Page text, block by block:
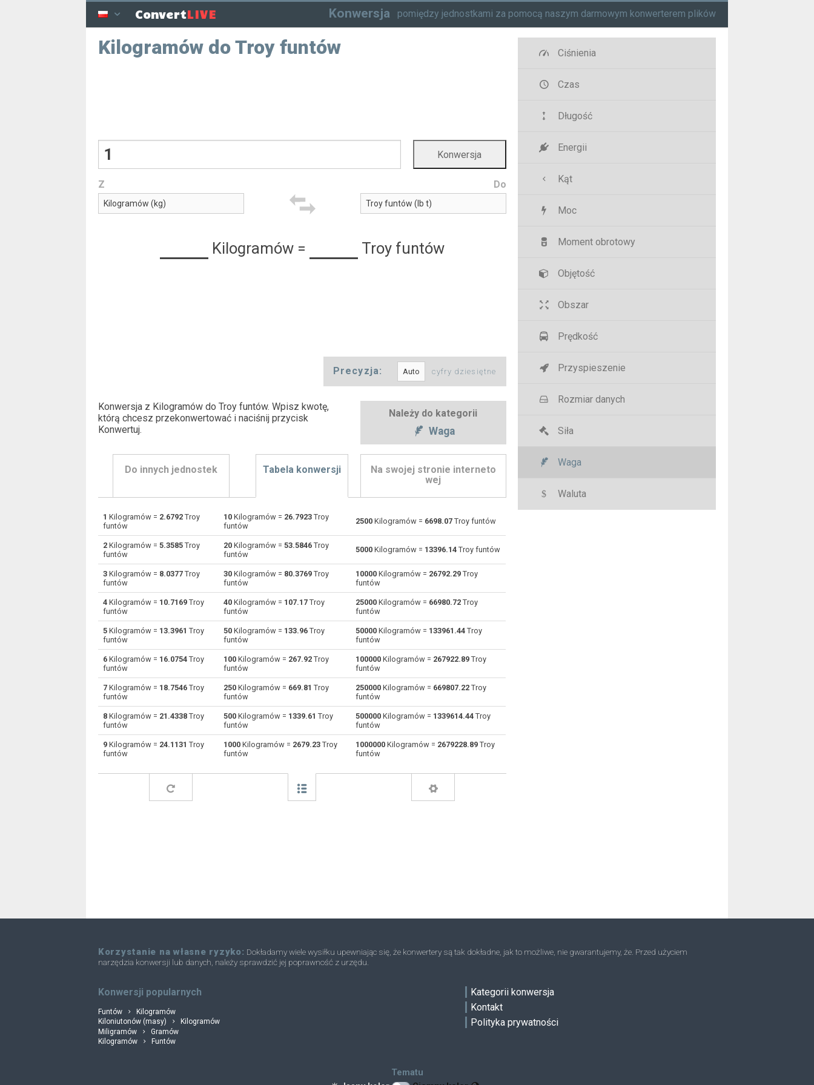
ConvertLIVE Konwersja pomiędzy jednostkami za pomocą naszym darmowym konwerterem plików
Kilogramów do Troy funtów
Z Do
Kilogramów = Troy funtów
Precyzja: cyfry dziesiętne
Konwersja z Kilogramów do Troy funtów. Wpisz kwotę,
którą chcesz przekonwertować i naciśnij przycisk
Konwertuj.
Należy do kategorii
Waga
Do innych jednostek Tabela konwersji
Na swojej stronie interneto
wej
kg Kilogramów do Centygramów cg cg Centygramów do Kilogramów
kg Kilogramów do Karatów ct ct
kg Kilogramów do Pamięci DRAM dr dr Pamięci DRAM do Kilogramów kg
kg Kilogramów do Ziarna Ziarna do Kilogramów
Kilogramów do Troy ziarna gr t Troy ziarna do Kilogramów
kg Kilogramów do Hektogramów hg hg Hektogramów do Kilogramów
kg Kilogramów do Kiloniutonów (masy) kN Kiloniutonów (masy) do Kilogramów
kg Kilogramów do Funtów lb lb Funtów do Kilogramów kg
kg Kilogramów do Long ton Long ton do Kilogramów
Kilogramów do Nanogramów Nanogramów do Kilogramów
Kilogramów do Troy karatów
1 Kilogramów = 2.6792 Troy
funtów
10 Kilogramów = 26.7923 Troy
funtów
2500 Kilogramów = 6698.07 Troy funtów
2 Kilogramów = 5.3585 Troy
funtów
20 Kilogramów = 53.5846 Troy
funtów
5000 Kilogramów = 13396.14 Troy funtów
3 Kilogramów = 8.0377 Troy
funtów
30 Kilogramów = 80.3769 Troy
funtów
10000 Kilogramów = 26792.29 Troy
funtów
4 Kilogramów = 10.7169 Troy
funtów
40 Kilogramów = 107.17 Troy
funtów
25000 Kilogramów = 66980.72 Troy
funtów
5 Kilogramów = 13.3961 Troy
funtów
50 Kilogramów = 133.96 Troy
funtów
50000 Kilogramów = 133961.44 Troy
funtów
6 Kilogramów = 16.0754 Troy
funtów
100 Kilogramów = 267.92 Troy
funtów
100000 Kilogramów = 267922.89 Troy
funtów
7 Kilogramów = 18.7546 Troy
funtów
250 Kilogramów = 669.81 Troy
funtów
250000 Kilogramów = 669807.22 Troy
funtów
8 Kilogramów = 21.4338 Troy
funtów
500 Kilogramów = 1339.61 Troy
funtów
500000 Kilogramów = 1339614.44 Troy
funtów
9 Kilogramów = 24.1131 Troy
funtów
1000 Kilogramów = 2679.23 Troy
funtów
1000000 Kilogramów = 2679228.89 Troy
funtów
Ciśnienia
Czas
Długość
Energii
Kąt
Moc
Moment obrotowy
Objętość
Obszar
Prędkość
Przyspieszenie
Rozmiar danych
Siła
Waga
Waluta
Korzystanie na własne ryzyko: Dokładamy wiele wysiłku upewniając się, że konwertery są tak dokładne, jak to możliwe, nie gwarantujemy, że. Przed użyciem
narzędzia konwersji lub danych, należy sprawdzić jej poprawność z urzędu.
Konwersji popularnych
Funtów
Kilogramów
Kiloniutonów (masy)
Kilogramów
Miligramów
Gramów
Kilogramów
Funtów
Kategorii konwersja
Kontakt
Polityka prywatności
Tematu